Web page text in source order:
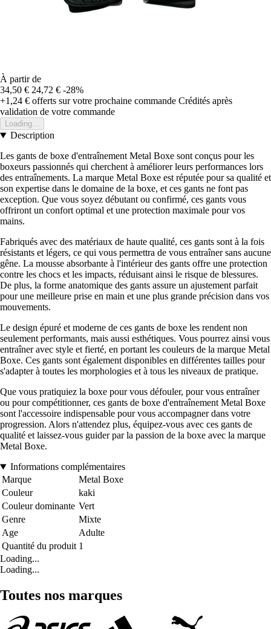
À partir de
34,50 € 24,72 € -28%
+1,24 € offerts sur votre prochaine commande Crédités après
validation de votre commande
Loading...
Description
Les gants de boxe d'entraînement Metal Boxe sont conçus pour les
boxeurs passionnés qui cherchent à améliorer leurs performances lors
des entraînements. La marque Metal Boxe est réputée pour sa qualité et
son expertise dans le domaine de la boxe, et ces gants ne font pas
exception. Que vous soyez débutant ou confirmé, ces gants vous
offriront un confort optimal et une protection maximale pour vos
mains.
Fabriqués avec des matériaux de haute qualité, ces gants sont à la fois
résistants et légers, ce qui vous permettra de vous entraîner sans aucune
gêne. La mousse absorbante à l'intérieur des gants offre une protection
contre les chocs et les impacts, réduisant ainsi le risque de blessures.
De plus, la forme anatomique des gants assure un ajustement parfait
pour une meilleure prise en main et une plus grande précision dans vos
mouvements.
Le design épuré et moderne de ces gants de boxe les rendent non
seulement performants, mais aussi esthétiques. Vous pourrez ainsi vous
entraîner avec style et fierté, en portant les couleurs de la marque Metal
Boxe. Ces gants sont également disponibles en différentes tailles pour
s'adapter à toutes les morphologies et à tous les niveaux de pratique.
Que vous pratiquiez la boxe pour vous défouler, pour vous entraîner
ou pour compétitionner, ces gants de boxe d'entraînement Metal Boxe
sont l'accessoire indispensable pour vous accompagner dans votre
progression. Alors n'attendez plus, équipez-vous avec ces gants de
qualité et laissez-vous guider par la passion de la boxe avec la marque
Metal Boxe.
Informations complémentaires
Marque
Metal Boxe
Couleur
kaki
Couleur dominante Vert
Genre
Mixte
Age
Adulte
Quantité du produit 1
Loading...
Loading...
Toutes nos marques